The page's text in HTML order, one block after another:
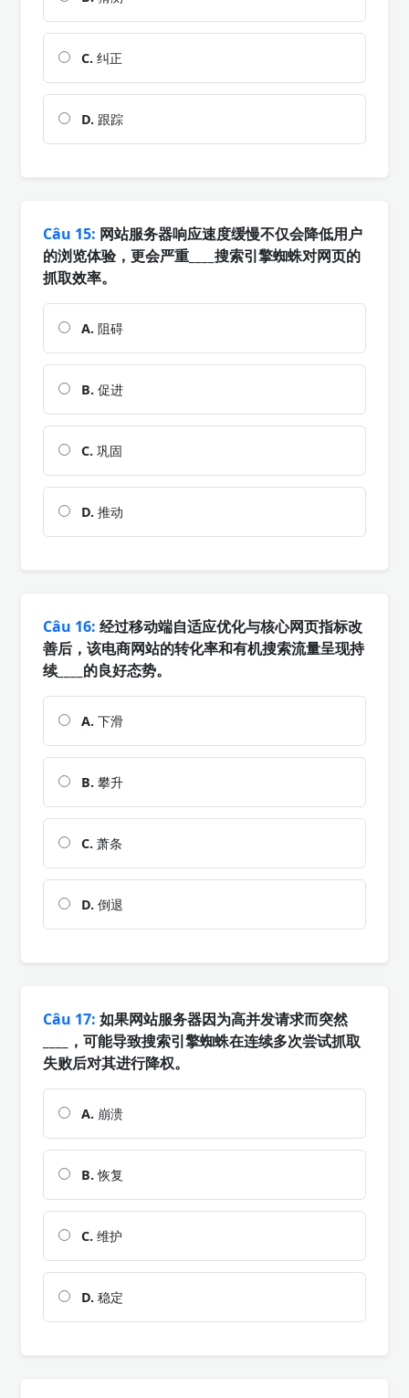
C. 纠正
D. 跟踪
Câu 15: 网站服务器响应速度缓慢不仅会降低用户
的浏览体验，更会严重____搜索引擎蜘蛛对网页的
抓取效率。
A. 阻碍
B. 促进
C. 巩固
D. 推动
Câu 16: 经过移动端自适应优化与核心网页指标改
善后，该电商网站的转化率和有机搜索流量呈现持
续____的良好态势。
A. 下滑
B. 攀升
C. 萧条
D. 倒退
Câu 17: 如果网站服务器因为高并发请求而突然
____，可能导致搜索引擎蜘蛛在连续多次尝试抓取
失败后对其进行降权。
A. 崩溃
B.恢复
C. 维护
D. 稳定